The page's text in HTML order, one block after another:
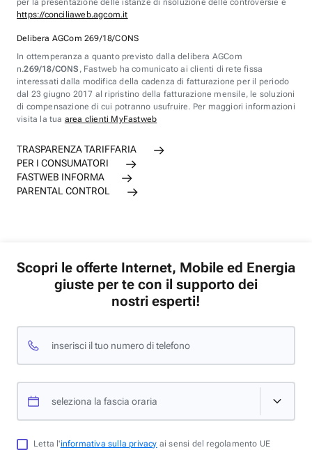
per la presentazione delle istanze di risoluzione delle controversie è
https://conciliaweb.agcom.it
Delibera AGCom 269/18/CONS
In ottemperanza a quanto previsto dalla delibera AGCom
n.269/18/CONS , Fastweb ha comunicato ai clienti di rete fissa
interessati dalla modifica della cadenza di fatturazione per il periodo
dal 23 giugno 2017 al ripristino della fatturazione mensile, le soluzioni
di compensazione di cui potranno usufruire. Per maggiori informazioni
visita la tua area clienti MyFastweb
TRASPARENZA TARIFFARIA
PER I CONSUMATORI
FASTWEB INFORMA
PARENTAL CONTROL
Scopri le offerte Internet, Mobile ed Energia
giuste per te con il supporto dei
nostri esperti!
inserisci il tuo numero di telefono
seleziona la fascia oraria
Letta l'informativa sulla privacy ai sensi del regolamento UE